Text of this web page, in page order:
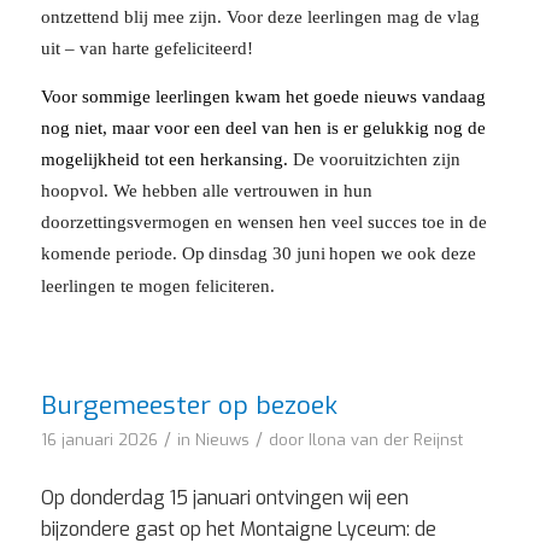
ontzettend blij mee zijn. Voor deze leerlingen mag de vlag
uit – van harte gefeliciteerd!
Voor sommige leerlingen kwam het goede nieuws vandaag
nog niet, maar voor een deel van hen is er gelukkig nog de
mogelijkheid tot een herkansing. De vooruitzichten zijn
hoopvol. We hebben alle vertrouwen in hun
doorzettingsvermogen en wensen hen veel succes toe in de
komende periode. Op dinsdag 30 juni hopen we ook deze
leerlingen te mogen feliciteren.
Burgemeester op bezoek
16 januari 2026 / in Nieuws / door Ilona van der Reijnst
Op donderdag 15 januari ontvingen wij een
bijzondere gast op het Montaigne Lyceum: de